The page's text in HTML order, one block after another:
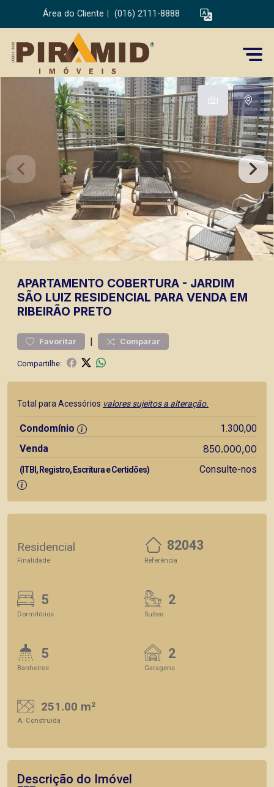
Área do Cliente (016) 2111-8888
APARTAMENTO COBERTURA - JARDIM
SÃO LUIZ RESIDENCIAL PARA VENDA EM
RIBEIRÃO PRETO
Favoritar | Comparar
Compartilhe:
Total para Acessórios valores sujeitos a alteração.
Condomínio
1.300,00
Venda
850.000,00
(ITBI, Registro, Escritura e Certidões) Consulte-nos
Residencial
Finalidade
82043
Referência
5
Dormitórios
2
Suítes
5
Banheiros
2
Garagens
251.00 m²
A. Construída
Descrição do Imóvel